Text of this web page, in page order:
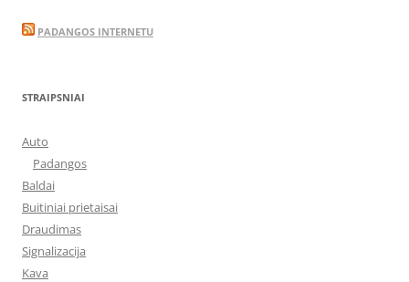
PADANGOS INTERNETU
STRAIPSNIAI
Auto
Padangos
Baldai
Buitiniai prietaisai
Draudimas
Signalizacija
Kava